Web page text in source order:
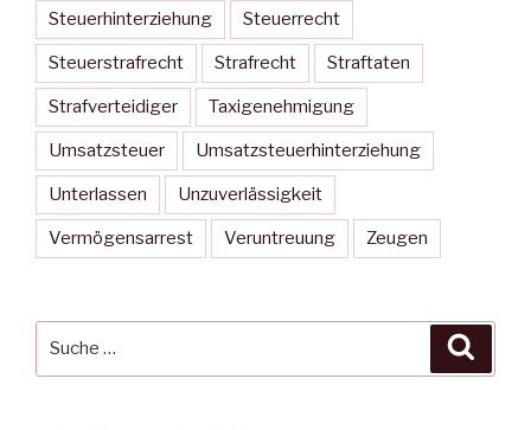
Steuerhinterziehung Steuerrecht
Steuerstrafrecht Strafrecht Straftaten
Strafverteidiger Taxigenehmigung
Umsatzsteuer Umsatzsteuerhinterziehung
Unterlassen Unzuverlässigkeit
Vermögensarrest Veruntreuung Zeugen